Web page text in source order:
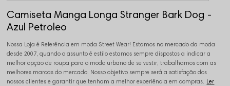
Camiseta Manga Longa Stranger Bark Dog -
Azul Petroleo
Nossa Loja é Referência em moda Street Wear! Estamos no mercado da moda
desde 2007, quando o assunto é estilo estamos sempre dispostos a indicar a
melhor opção de roupa para o modo urbano de se vestir, trabalhamos com as
melhores marcas do mercado. Nosso objetivo sempre será a satisfação dos
nossos clientes e garantir que tenham a melhor experiência em compras. Ler